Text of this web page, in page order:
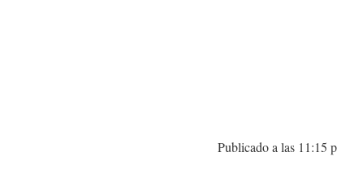
Publicado a las 11:15